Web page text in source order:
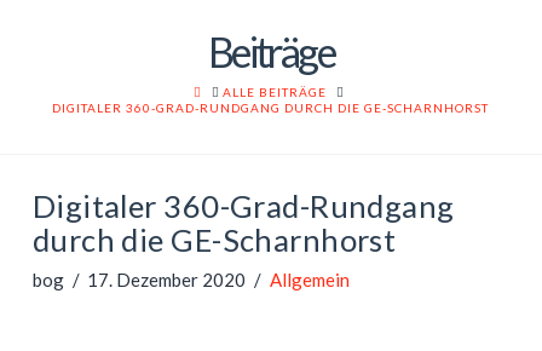
Beiträge
HOMEALLE BEITRÄGE
DIGITALER 360-GRAD-RUNDGANG DURCH DIE GE-SCHARNHORST
Digitaler 360-Grad-Rundgang
durch die GE-Scharnhorst
bog 17. Dezember 2020 Allgemein